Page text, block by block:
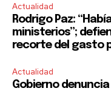
Actualidad
Rodrigo Paz:
ministerios”;
recorte del gasto
Actualidad
Gobierno denuncia